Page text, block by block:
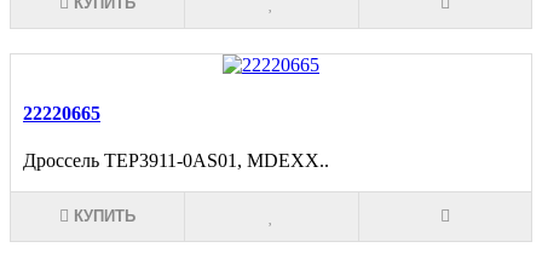
22220665
Дроссель TEP3911-0AS01, MDEXX..
КУПИТЬ